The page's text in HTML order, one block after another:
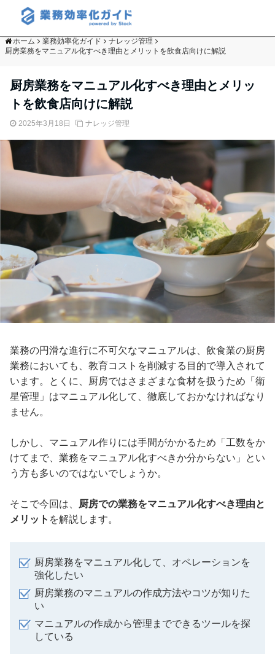
ホーム 業務効率化ガイド
ナレッジ管理
厨房業務をマニュアル化すべき理由とメリットを飲食店向けに解説
厨房業務をマニュアル化すべき理由とメリッ
トを飲食店向けに解説
2025年3月18日 ナレッジ管理
業務の円滑な進行に不可欠なマニュアルは、飲食業の厨房
業務においても、教育コストを削減する目的で導入されて
います。とくに、厨房ではさまざまな食材を扱うため「衛
星管理」はマニュアル化して、徹底しておかなければなり
ません。
しかし、マニュアル作りには手間がかかるため「工数をか
けてまで、業務をマニュアル化すべきか分からない」とい
う方も多いのではないでしょうか。
そこで今回は、 厨房での業務をマニュアル化すべき理由と
メリット を解説します。
厨房業務をマニュアル化して、オペレーションを
強化したい
厨房業務のマニュアルの作成方法やコツが知りた
い
マニュアルの作成から管理までできるツールを探
している